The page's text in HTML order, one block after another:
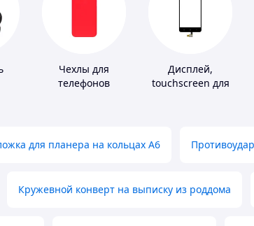
Чехлы для
телефонов
Дисплей,
touchscreen для
для планера на кольцах А6
Кружевной конверт на выписку из роддома